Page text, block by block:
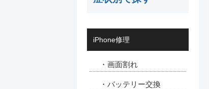
iPhone修理
・画面割れ
・バッテリー交換